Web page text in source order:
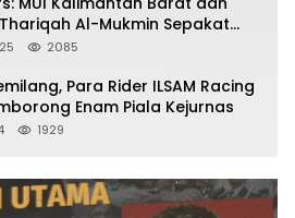
Al-Mukmin Sepakat
2085
Para Rider ILSAM Racing
Enam Piala Kejurnas
1929